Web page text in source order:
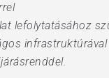
lefolytatásához
infrastruktúrával